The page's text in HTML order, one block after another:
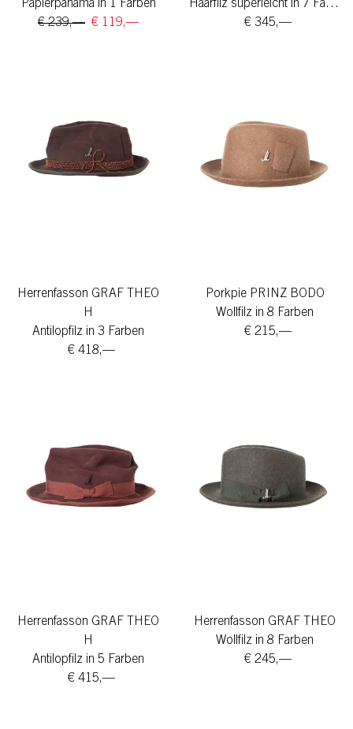
Papierpanama in 1 Farben
€ 239,— € 119,—
Haarfilz superleicht in 7 Farben
€ 345,—
Herrenfasson GRAF THEO
H
Antilopfilz in 3 Farben
€ 418,—
Porkpie PRINZ BODO
Wollfilz in 8 Farben
€ 215,—
Herrenfasson GRAF THEO
H
Antilopfilz in 5 Farben
€ 415,—
Herrenfasson GRAF THEO
Wollfilz in 8 Farben
€ 245,—